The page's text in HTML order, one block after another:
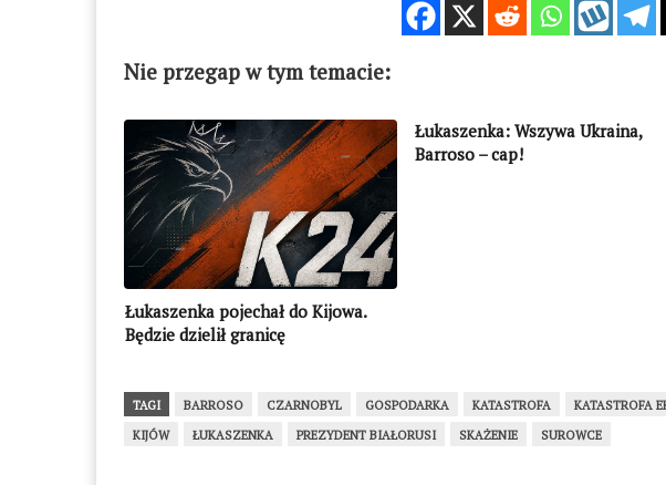
Nie przegap w tym temacie:
Łukaszenka pojechał do Kijowa.
Będzie dzielił granicę
Łukaszenka: Wszywa Ukraina,
Barroso – cap!
TAGI BARROSO CZARNOBYL GOSPODARKA KATASTROFA KATASTROFA
KIJÓW
ŁUKASZENKA PREZYDENT BIAŁORUSI SKAŻENIE SUROWCE